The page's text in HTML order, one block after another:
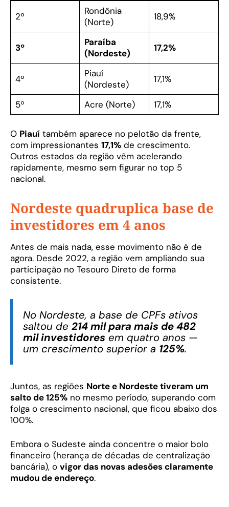
2º
Rondônia
(Norte)
18,9%
3º
Paraíba
(Nordeste)
17,2%
4º
Piauí
(Nordeste)
17,1%
5º Acre (Norte) 17,1%
O Piauí também aparece no pelotão da frente,
com impressionantes 17,1% de crescimento.
Outros estados da região vêm acelerando
rapidamente, mesmo sem figurar no top 5
nacional.
Nordeste quadruplica base de
investidores em 4 anos
Antes de mais nada, esse movimento não é de
agora. Desde 2022, a região vem ampliando sua
participação no Tesouro Direto de forma
consistente.
No Nordeste, a base de CPFs ativos
saltou de 214 mil para mais de 482
mil investidores em quatro anos —
um crescimento superior a 125%.
Juntos, as regiões Norte e Nordeste tiveram um
salto de 125% no mesmo período, superando com
folga o crescimento nacional, que ficou abaixo dos
100%.
Embora o Sudeste ainda concentre o maior bolo
financeiro (herança de décadas de centralização
bancária), o vigor das novas adesões claramente
mudou de endereço.